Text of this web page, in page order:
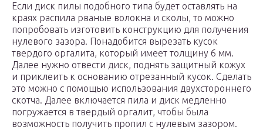
Если диск пилы подобного типа будет оставлять на
краях распила рваные волокна и сколы, то можно
попробовать изготовить конструкцию для получения
нулевого зазора. Понадобится вырезать кусок
твердого оргалита, который имеет толщину 6 мм.
Далее нужно отвести диск, поднять защитный кожух
и приклеить к основанию отрезанный кусок. Сделать
это можно с помощью использования двухстороннего
скотча. Далее включается пила и диск медленно
погружается в твердый оргалит, чтобы была
возможность получить пропил с нулевым зазором.